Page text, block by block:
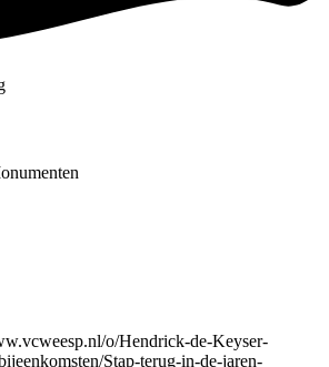
o/Hendrick-de-Keyser-
Stap-terug-in-de-jaren-